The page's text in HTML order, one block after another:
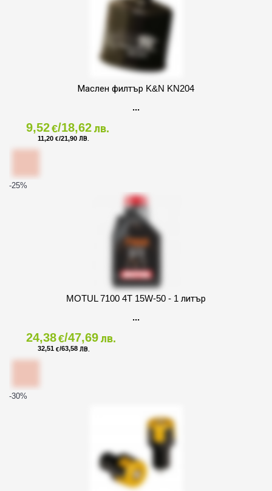
Маслен филтър K&N KN204
9,52€/18,62 лв.
11,20 €/21,90 ЛВ.
-25%
MOTUL 7100 4T 15W-50 - 1 литър
24,38€/47,69 лв.
32,51 €/63,58 ЛВ.
-30%